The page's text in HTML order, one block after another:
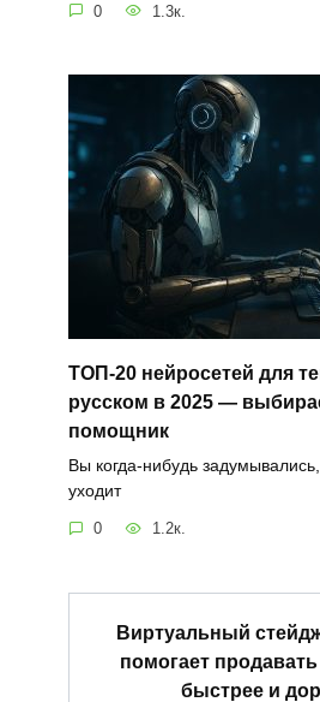
0 1.3к.
ТОП‑20 нейросетей для
русском в 2025 —
помощник
Вы когда-нибудь
уходит
0 1.2к.
Виртуальный
помогает
быстрее и